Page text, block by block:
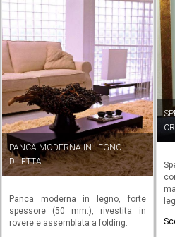
PANCA MODERNA IN LEGNO
DILETTA
Panca moderna in legno, forte
spessore (50 mm.), rivestita in
rovere e assemblata a folding.